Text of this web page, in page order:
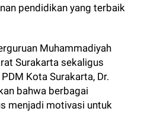
pendidikan yang terbaik
Muhammadiyah
Surakarta sekaligus
Kota Surakarta, Dr.
bahwa berbagai
menjadi motivasi untuk